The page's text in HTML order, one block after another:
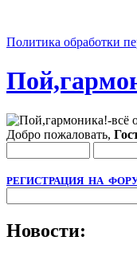
Политика обработки
Добро пожаловать,
РЕГИСТРАЦИЯ НА
Новости: